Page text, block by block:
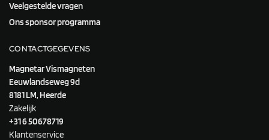
Veelgestelde vragen
Ons sponsor programma
CONTACTGEGEVENS
Magnetar Vismagneten
Eeuwlandseweg 9d
8181 LM, Heerde
Zakelijk
+31 6 50678719
Klantenservice